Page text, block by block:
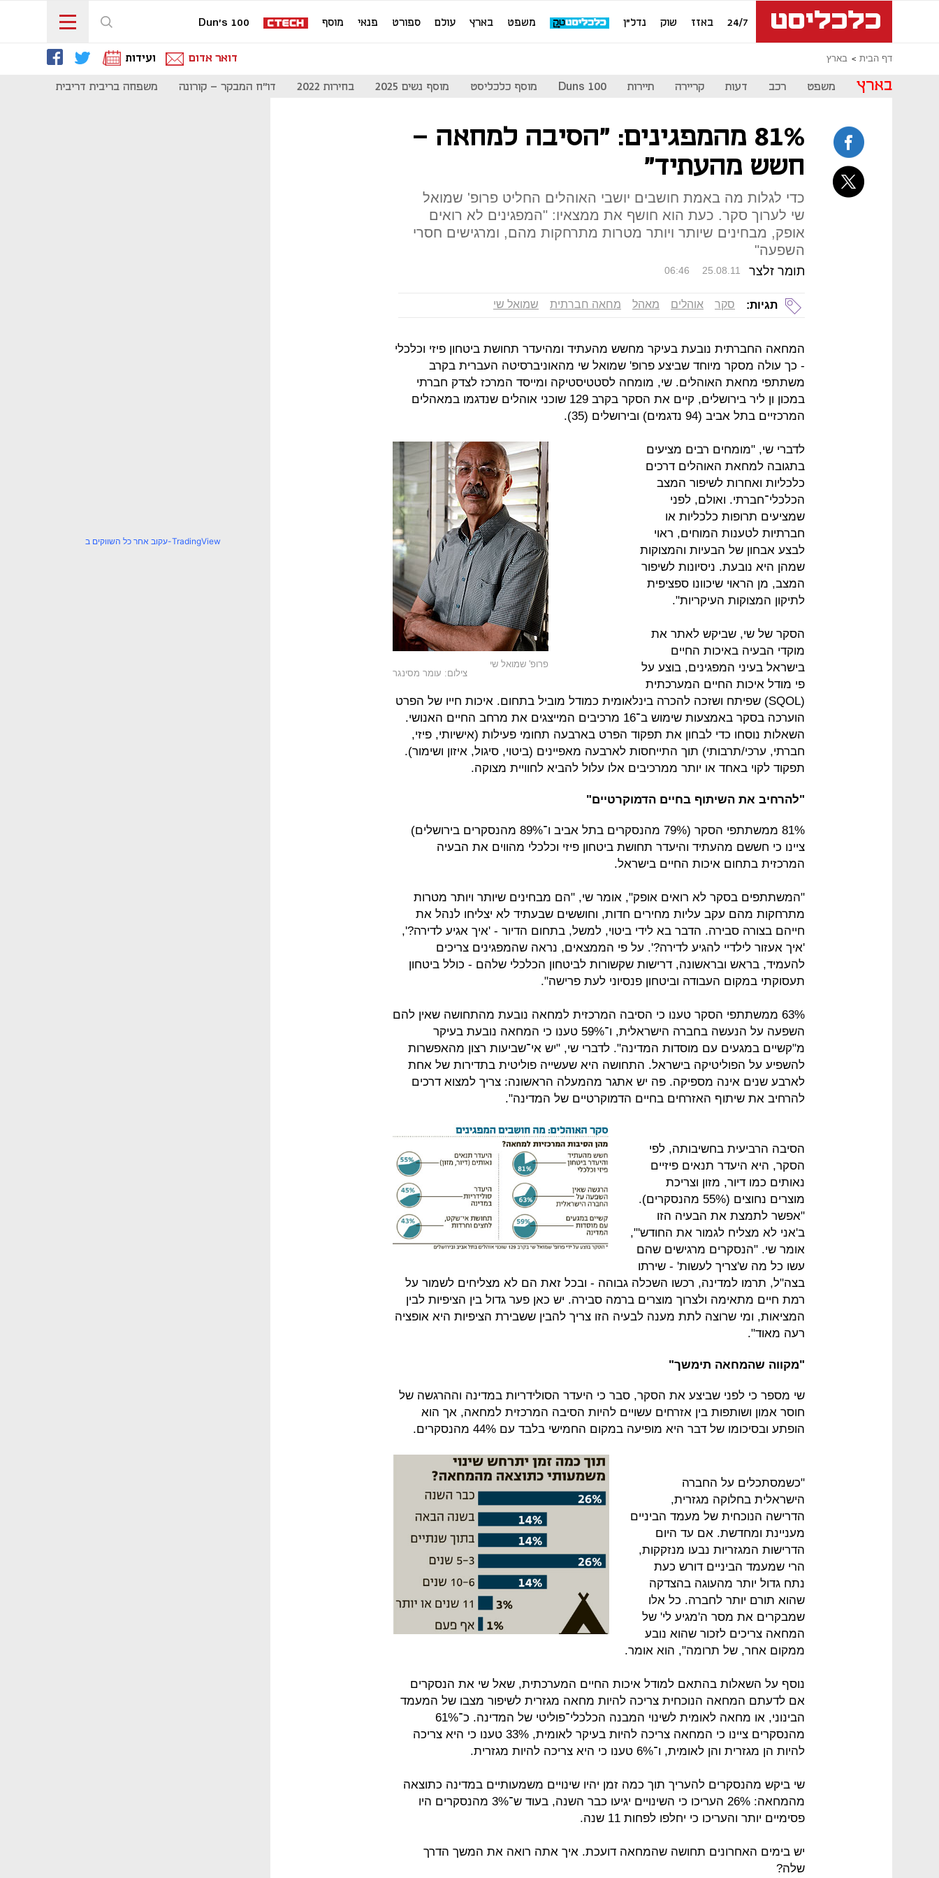
24/7 באזז שוק נדל"ן משפט בארץ עולם ספורט פנאי מוסף Dun's 100
דף הבית בארץ דואר אדום ועידות
בארץ משפט רכב דעות קריירה תיירות Duns 100 מוסף כלכליסט מוסף נשים 2025 בחירות 2022 דו"ח המבקר - קורונה משפחה בריבית דריבית
81% מהמפגינים: "הסיבה למחאה -
חשש מהעתיד"
כדי לגלות מה באמת חושבים יושבי האוהלים החליט פרופ' שמואל
שי לערוך סקר. כעת הוא חושף את ממצאיו: "המפגינים לא רואים
אופק, מבחינים שיותר ויותר מטרות מתרחקות מהם, ומרגישים חסרי
השפעה"
תומר זלצר 06:46 25.08.11
תגיות: סקר אוהלים מאהל מחאה חברתית שמואל שי
המחאה החברתית נובעת בעיקר מחשש מהעתיד ומהיעדר תחושת ביטחון פיזי וכלכלי
- כך עולה מסקר מיוחד שביצע פרופ' שמואל שי מהאוניברסיטה העברית בקרב
משתתפי מחאת האוהלים. שי, מומחה לסטטיסטיקה ומייסד המרכז לצדק חברתי
במכון ון ליר בירושלים, קיים את הסקר בקרב 129 שוכני אוהלים שנדגמו במאהלים
המרכזיים בתל אביב (94 נדגמים) ובירושלים (35).
פרופ' שמואל שי
צילום: עומר מסינגר
לדברי שי, "מומחים רבים מציעים
בתגובה למחאת האוהלים דרכים
כלכליות ואחרות לשיפור המצב
הכלכלי־חברתי. ואולם, לפני
שמציעים תרופות כלכליות או
חברתיות לטענות המוחים, ראוי
לבצע אבחון של הבעיות והמצוקות
שמהן היא נובעת. ניסיונות לשיפור
המצב, מן הראוי שיכוונו ספציפית
לתיקון המצוקות העיקריות".
הסקר של שי, שביקש לאתר את
מוקדי הבעיה באיכות החיים
בישראל בעיני המפגינים, בוצע על
פי מודל איכות החיים המערכתית
(SQOL) שפיתח ושזכה להכרה בינלאומית כמודל מוביל בתחום. איכות חייו של הפרט
הוערכה בסקר באמצעות שימוש ב־16 מרכיבים המייצגים את מרחב החיים האנושי.
השאלות נוסחו כדי לבחון את תפקוד הפרט בארבעה תחומי פעילות (אישיותי, פיזי,
חברתי, ערכי/תרבותי) תוך התייחסות לארבעה מאפיינים (ביטוי, סיגול, איזון ושימור).
תפקוד לקוי באחד או יותר ממרכיבים אלו עלול להביא לחוויית מצוקה.
"להרחיב את השיתוף בחיים הדמוקרטיים"
81% ממשתתפי הסקר (79% מהנסקרים בתל אביב ו־89% מהנסקרים בירושלים)
ציינו כי חששם מהעתיד והיעדר תחושת ביטחון פיזי וכלכלי מהווים את הבעיה
המרכזית בתחום איכות החיים בישראל.
"המשתתפים בסקר לא רואים אופק", אומר שי, "הם מבחינים שיותר ויותר מטרות
מתרחקות מהם עקב עליות מחירים חדות, וחוששים שבעתיד לא יצליחו לנהל את
חייהם בצורה סבירה. הדבר בא לידי ביטוי, למשל, בתחום הדיור - 'איך אגיע לדירה?',
'איך אעזור לילדיי להגיע לדירה?'. על פי הממצאים, נראה שהמפגינים צריכים
להעמיד, בראש ובראשונה, דרישות שקשורות לביטחון הכלכלי שלהם - כולל ביטחון
תעסוקתי במקום העבודה וביטחון פנסיוני לעת פרישה".
63% ממשתתפי הסקר טענו כי הסיבה המרכזית למחאה נובעת מהתחושה שאין להם
השפעה על הנעשה בחברה הישראלית, ו־59% טענו כי המחאה נובעת בעיקר
מ"קשיים במגעים עם מוסדות המדינה". לדברי שי, "יש אי־שביעות רצון מהאפשרות
להשפיע על הפוליטיקה בישראל. התחושה היא שעשייה פוליטית בתדירות של אחת
לארבע שנים אינה מספיקה. פה יש אתגר מהמעלה הראשונה: צריך למצוא דרכים
להרחיב את שיתוף האזרחים בחיים הדמוקרטיים של המדינה".
הסיבה הרביעית בחשיבותה, לפי
הסקר, היא היעדר תנאים פיזיים
נאותים כמו דיור, מזון וצריכת
מוצרים נחוצים (55% מהנסקרים).
"אפשר לתמצת את הבעיה הזו
ב'אני לא מצליח לגמור את החודש'",
אומר שי. "הנסקרים מרגישים שהם
עשו כל מה ש'צריך לעשות' - שירתו
בצה"ל, תרמו למדינה, רכשו השכלה גבוהה - ובכל זאת הם לא מצליחים לשמור על
רמת חיים מתאימה ולצרוך מוצרים ברמה סבירה. יש כאן פער גדול בין הציפיות לבין
המציאות, ומי שרוצה לתת מענה לבעיה הזו צריך להבין ששבירת הציפיות היא אופציה
רעה מאוד".
"מקווה שהמחאה תימשך"
שי מספר כי לפני שביצע את הסקר, סבר כי היעדר הסולידריות במדינה וההרגשה של
חוסר אמון ושותפות בין אזרחים עשויים להיות הסיבה המרכזית למחאה, אך הוא
הופתע ובסיכומו של דבר היא מופיעה במקום החמישי בלבד עם 44% מהנסקרים.
"כשמסתכלים על החברה
הישראלית בחלוקה מגזרית,
הדרישה הנוכחית של מעמד הביניים
מעניינת ומחדשת. אם עד היום
הדרישות המגזריות נבעו מנזקקות,
הרי שמעמד הביניים דורש כעת
נתח גדול יותר מהעוגה בהצדקה
שהוא תורם יותר לחברה. כל אלו
שמבקרים את מסר ה'מגיע לי' של
המחאה צריכים לזכור שהוא נובע
ממקום אחר, של תרומה", הוא אומר.
נוסף על השאלות בהתאם למודל איכות החיים המערכתית, שאל שי את הנסקרים
אם לדעתם המחאה הנוכחית צריכה להיות מחאה מגזרית לשיפור מצבו של המעמד
הבינוני, או מחאה לאומית לשינוי המבנה הכלכלי־פוליטי של המדינה. כ־61%
מהנסקרים ציינו כי המחאה צריכה להיות בעיקר לאומית, 33% טענו כי היא צריכה
להיות הן מגזרית והן לאומית, ו־6% טענו כי היא צריכה להיות מגזרית.
שי ביקש מהנסקרים להעריך תוך כמה זמן יהיו שינויים משמעותיים במדינה כתוצאה
מהמחאה: 26% העריכו כי השינויים יגיעו כבר השנה, בעוד ש־3% מהנסקרים היו
פסימיים יותר והעריכו כי יחלפו לפחות 11 שנה.
יש בימים האחרונים תחושה שהמחאה דועכת. איך אתה רואה את המשך הדרך
שלה?
עקוב אחר כל השווקים ב-TradingView